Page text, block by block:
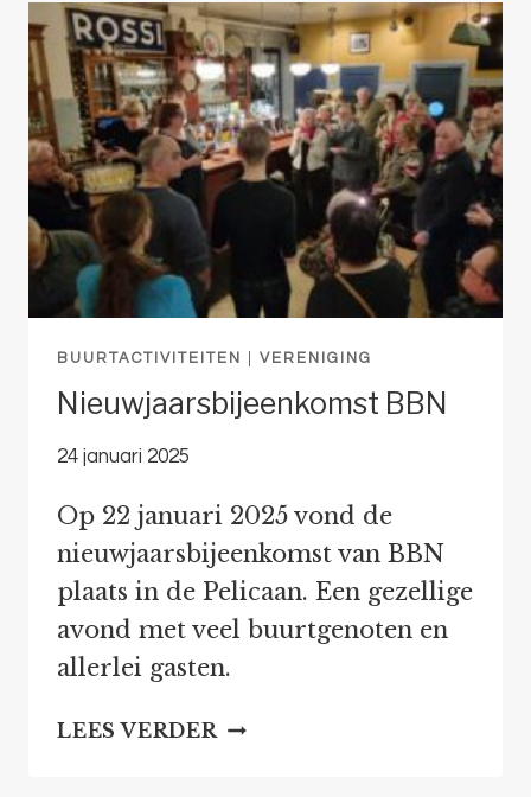
BUURTACTIVITEITEN VERENIGING
Nieuwjaarsbijeenkomst BBN
24 januari 2025
Op 22 januari 2025 vond de
nieuwjaarsbijeenkomst van BBN
plaats in de Pelicaan. Een gezellige
avond met veel buurtgenoten en
allerlei gasten.
LEES VERDER